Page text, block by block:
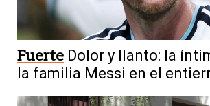
Fuerte Dolor y llanto: la
la familia Messi en el